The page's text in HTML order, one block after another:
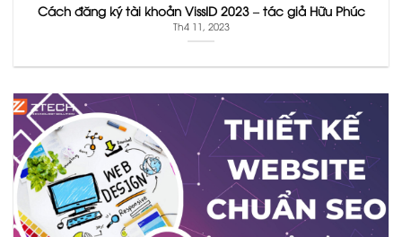
Cách đăng ký tài khoản VissID 2023 – tác giả Hữu Phúc
Th4 11, 2023